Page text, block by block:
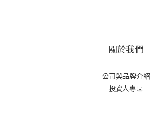
關於我們
公司與品牌介紹
投資人專區